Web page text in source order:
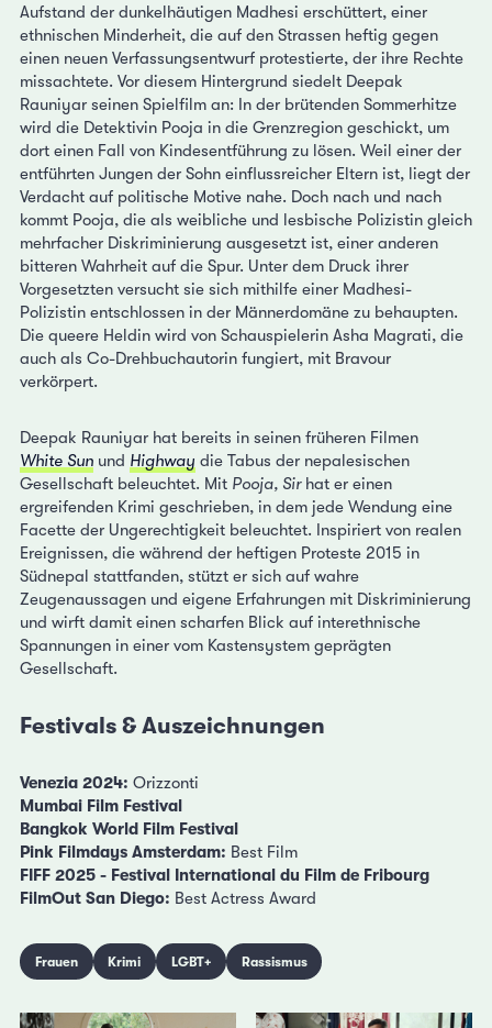
Aufstand der dunkelhäutigen Madhesi erschüttert, einer
ethnischen Minderheit, die auf den Strassen heftig gegen
einen neuen Verfassungsentwurf protestierte, der ihre Rechte
missachtete. Vor diesem Hintergrund siedelt Deepak
Rauniyar seinen Spielfilm an: In der brütenden Sommerhitze
wird die Detektivin Pooja in die Grenzregion geschickt, um
dort einen Fall von Kindesentführung zu lösen. Weil einer der
entführten Jungen der Sohn einflussreicher Eltern ist, liegt der
Verdacht auf politische Motive nahe. Doch nach und nach
kommt Pooja, die als weibliche und lesbische Polizistin gleich
mehrfacher Diskriminierung ausgesetzt ist, einer anderen
bitteren Wahrheit auf die Spur. Unter dem Druck ihrer
Vorgesetzten versucht sie sich mithilfe einer Madhesi-
Polizistin entschlossen in der Männerdomäne zu behaupten.
Die queere Heldin wird von Schauspielerin Asha Magrati, die
auch als Co-Drehbuchautorin fungiert, mit Bravour
verkörpert.
Deepak Rauniyar hat bereits in seinen früheren Filmen
White Sun und Highway die Tabus der nepalesischen
Gesellschaft beleuchtet. Mit Pooja, Sirhat er einen
ergreifenden Krimi geschrieben, in dem jede Wendung eine
Facette der Ungerechtigkeit beleuchtet. Inspiriert von realen
Ereignissen, die während der heftigen Proteste 2015 in
Südnepal stattfanden, stützt er sich auf wahre
Zeugenaussagen und eigene Erfahrungen mit Diskriminierung
und wirft damit einen scharfen Blick auf interethnische
Spannungen in einer vom Kastensystem geprägten
Gesellschaft.
Festivals & Auszeichnungen
Venezia 2024: Orizzonti
Mumbai Film Festival
Bangkok World Film Festival
Pink Filmdays Amsterdam: Best Film
FIFF 2025 - Festival International du Film de Fribourg
FilmOut San Diego: Best Actress Award
Frauen Krimi LGBT+ Rassismus